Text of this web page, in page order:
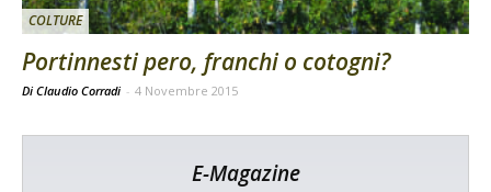
COLTURE
Portinnesti pero, franchi o cotogni?
Di Claudio Corradi - 4 Novembre 2015
E-Magazine